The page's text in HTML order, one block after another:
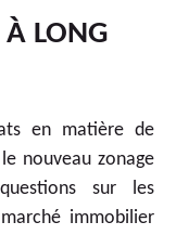
À LONG
en matière de
nouveau zonage
sur les
immobilier